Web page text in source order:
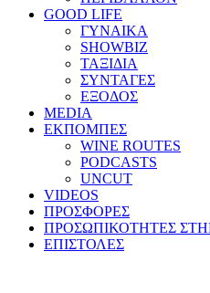
GOOD LIFE
ΓΥΝΑΙΚΑ
SHOWBIZ
ΤΑΞΙΔΙΑ
ΣΥΝΤΑΓΕΣ
ΕΞΟΔΟΣ
MEDIA
ΕΚΠΟΜΠΕΣ
WINE ROUTES
PODCASTS
UNCUT
VIDEOS
ΠΡΟΣΦΟΡΕΣ
ΠΡΟΣΩΠΙΚΟΤΗΤΕΣ
ΕΠΙΣΤΟΛΕΣ